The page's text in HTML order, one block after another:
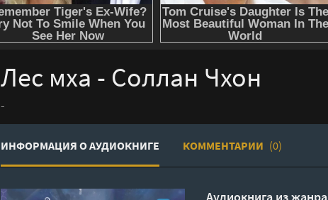
Лес мха - Соллан Чхон
-
ИНФОРМАЦИЯ О АУДИОКНИГЕ КОММЕНТАРИИ (0)
Аудиокнига из жанра